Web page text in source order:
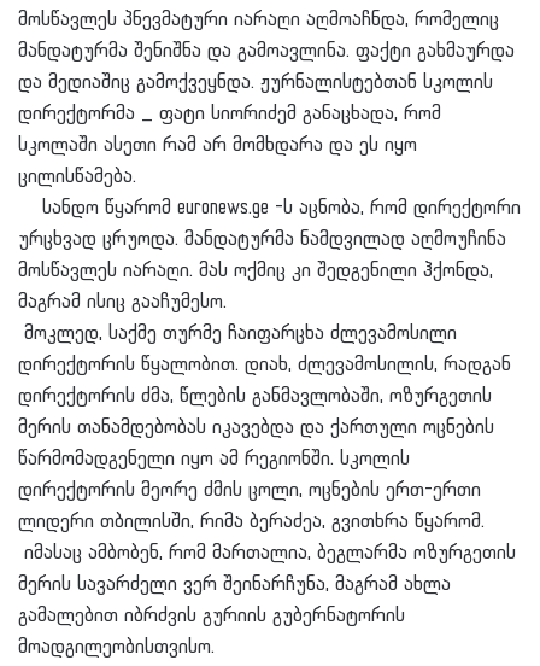
მოსწავლეს პნევმატური იარაღი აღმოაჩნდა, რომელიც
მანდატურმა შენიშნა და გამოავლინა. ფაქტი გახმაურდა
და მედიაშიც გამოქვეყნდა. ჟურნალისტებთან სკოლის
დირექტორმა _ ფატი სიორიძემ განაცხადა, რომ
სკოლაში ასეთი რამ არ მომხდარა და ეს იყო
ცილისწამება.
სანდო წყარომ euronews.ge -ს აცნობა, რომ დირექტორი
ურცხვად ცრუოდა. მანდატურმა ნამდვილად აღმოუჩინა
მოსწავლეს იარაღი. მას ოქმიც კი შედგენილი ჰქონდა,
მაგრამ ისიც გააჩუმესო.
მოკლედ, საქმე თურმე ჩაიფარცხა ძლევამოსილი
დირექტორის წყალობით. დიახ, ძლევამოსილის, რადგან
დირექტორის ძმა, წლების განმავლობაში, ოზურგეთის
მერის თანამდებობას იკავებდა და ქართული ოცნების
წარმომადგენელი იყო ამ რეგიონში. სკოლის
დირექტორის მეორე ძმის ცოლი, ოცნების ერთ-ერთი
ლიდერი თბილისში, რიმა ბერაძეა, გვითხრა წყარომ.
იმასაც ამბობენ, რომ მართალია, ბეგლარმა ოზურგეთის
მერის სავარძელი ვერ შეინარჩუნა, მაგრამ ახლა
გამალებით იბრძვის გურიის გუბერნატორის
მოადგილეობისთვისო.